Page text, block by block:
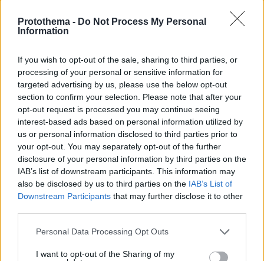
Protothema - Do Not Process My Personal
Information
If you wish to opt-out of the sale, sharing to third parties, or
processing of your personal or sensitive information for
targeted advertising by us, please use the below opt-out
section to confirm your selection. Please note that after your
opt-out request is processed you may continue seeing
interest-based ads based on personal information utilized by
us or personal information disclosed to third parties prior to
your opt-out. You may separately opt-out of the further
disclosure of your personal information by third parties on the
IAB’s list of downstream participants. This information may
also be disclosed by us to third parties on the IAB’s List of
Downstream Participants that may further disclose it to other
Please note that this website/app uses one or more Google
not limited to your visit or usage behaviour. You may click to
Personal Data Processing Opt Outs
I want to opt-out of the Sharing of my
08.08.2026, 12:18